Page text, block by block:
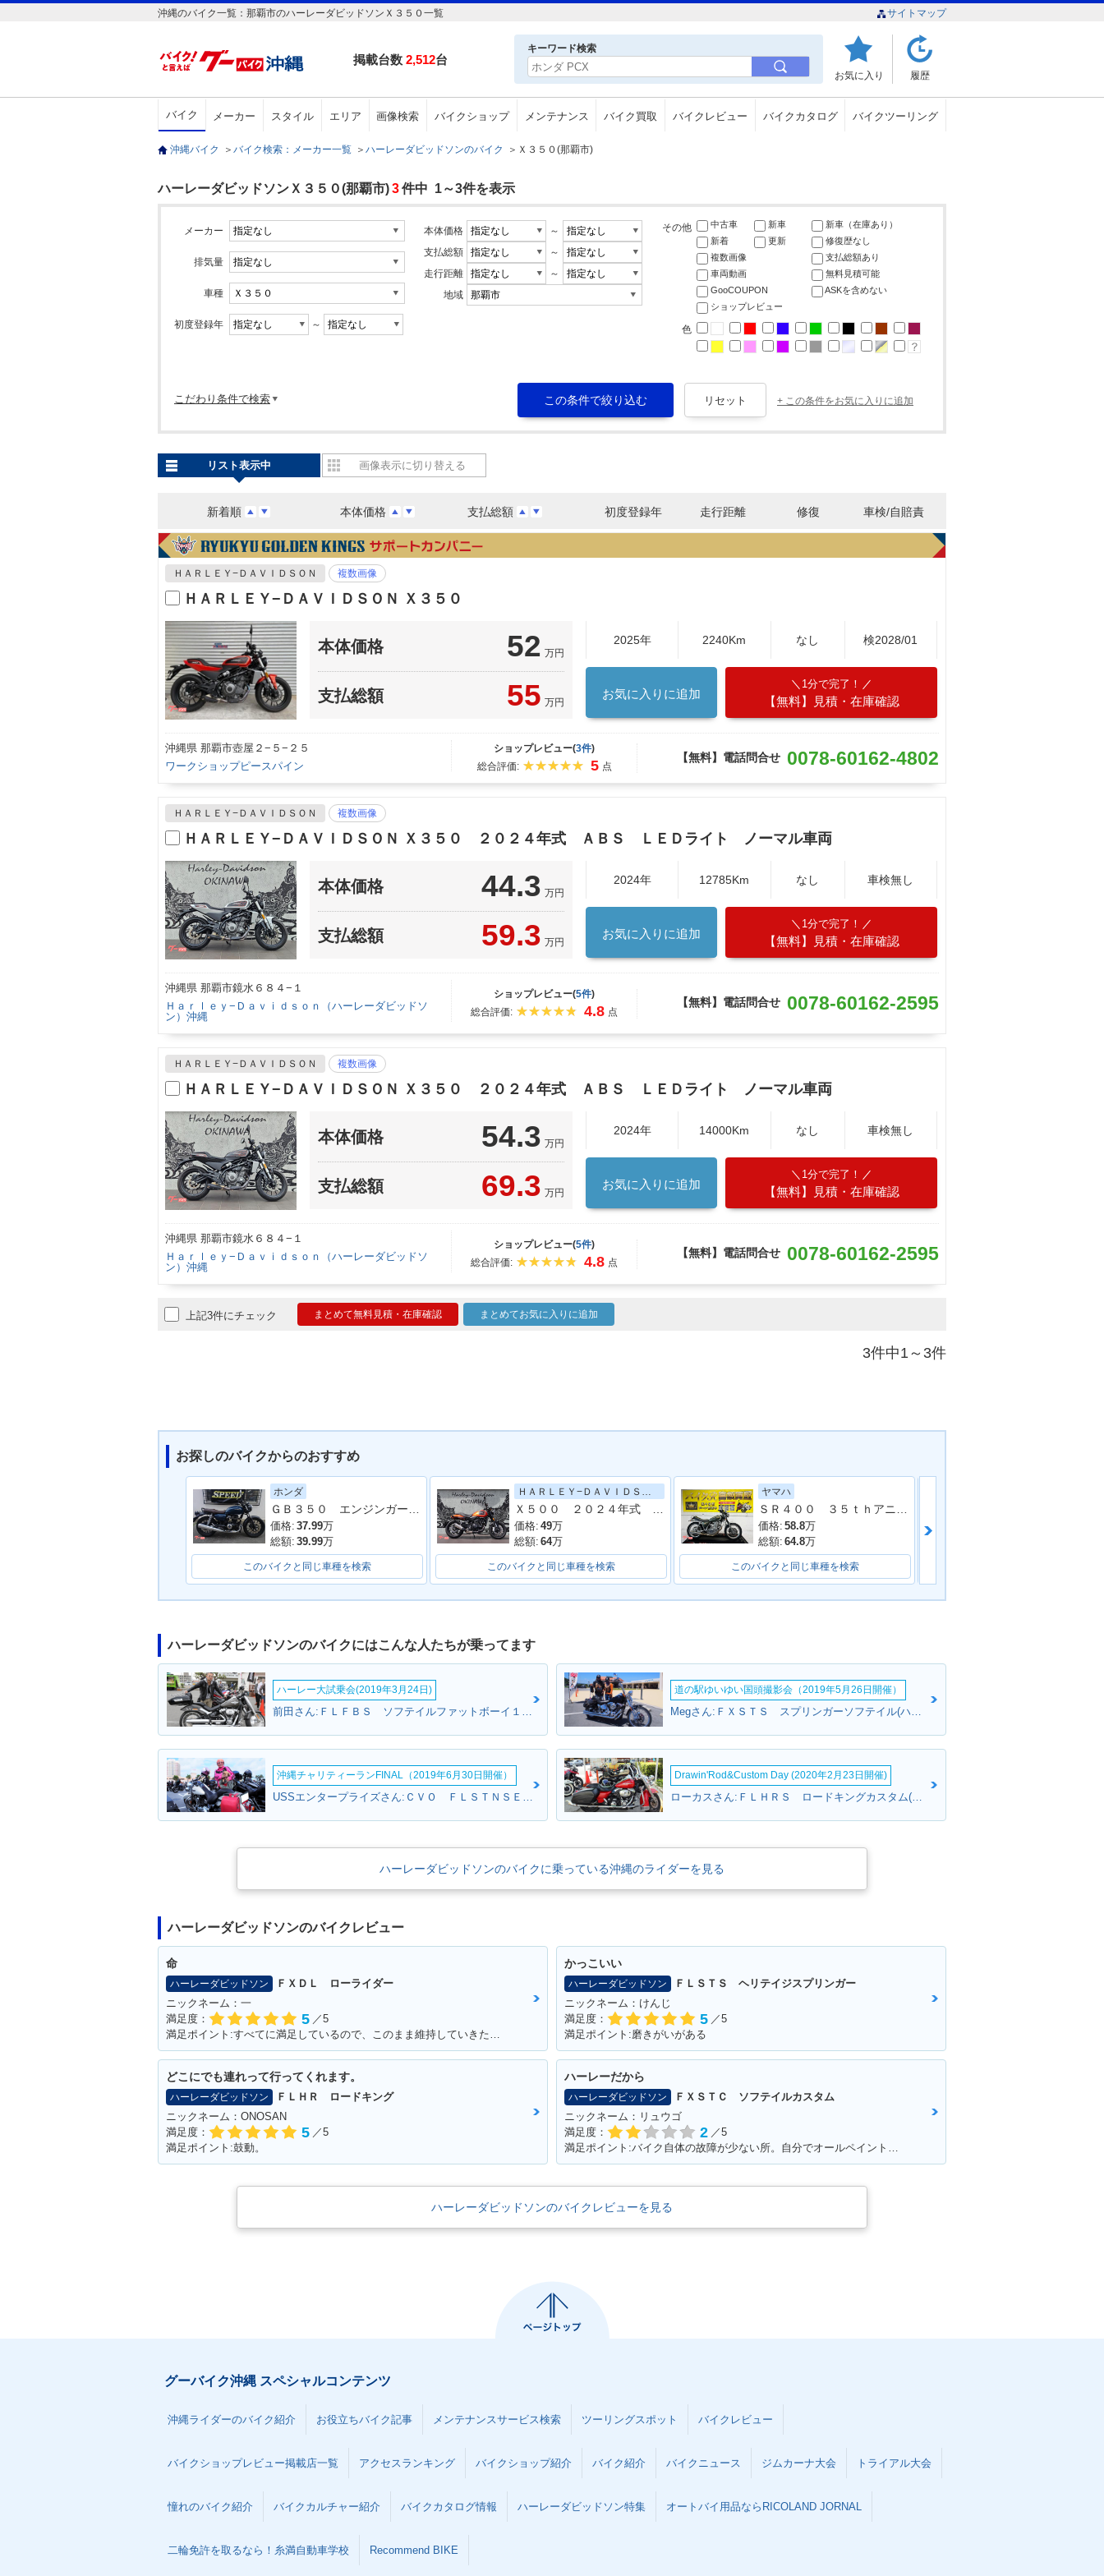
沖縄のバイク一覧：那覇市のハーレーダビッドソンＸ３５０一覧 サイトマップ
掲載台数 2,512台
キーワード検索
お気に入り 履歴
バイク メーカー スタイル エリア 画像検索 バイクショップ メンテナンス バイク買取 バイクレビュー バイクカタログ バイクツーリング
沖縄バイク ＞ バイク検索：メーカー一覧 ＞ ハーレーダビッドソンのバイク ＞ Ｘ３５０(那覇市)
ハーレーダビッドソンＸ３５０(那覇市)3件中 1～3件を表示
メーカー
排気量
車種
初度登録年 ～
本体価格
～
支払総額
～
走行距離
～
地域
その他 中古車 新車
新車（在庫あり）
新着
更新
修復歴なし
複数画像
支払総額あり
車両動画
無料見積可能
GooCOUPON
ASKを含めない
ショップレビュー
色
こだわり条件で検索 + この条件をお気に入りに追加
新着順 本体価格 支払総額 初度登録年 走行距離 修復 車検/自賠責
リスト表示中 画像表示に切り替える
ＨＡＲＬＥＹ−ＤＡＶＩＤＳＯＮ 複数画像
ＨＡＲＬＥＹ−ＤＡＶＩＤＳＯＮ Ｘ３５０
本体価格 52 万円
支払総額 55 万円
2025年 2240Km なし 検2028/01
お気に入りに追加
1分で完了！
【無料】見積・在庫確認
沖縄県 那覇市壺屋２−５−２５
ワークショップピースパイン
ショップレビュー(3件)
総合評価:
5 点
【無料】電話問合せ 0078-60162-4802
ＨＡＲＬＥＹ−ＤＡＶＩＤＳＯＮ 複数画像
ＨＡＲＬＥＹ−ＤＡＶＩＤＳＯＮ Ｘ３５０ ２０２４年式 ＡＢＳ ＬＥＤライト ノーマル車両
本体価格 44.3 万円
支払総額 59.3 万円
2024年 12785Km なし 車検無し
お気に入りに追加
1分で完了！
【無料】見積・在庫確認
沖縄県 那覇市鏡水６８４−１
Ｈａｒｌｅｙ−Ｄａｖｉｄｓｏｎ（ハーレーダビッドソ
ン）沖縄
ショップレビュー(5件)
総合評価:
4.8 点
【無料】電話問合せ 0078-60162-2595
ＨＡＲＬＥＹ−ＤＡＶＩＤＳＯＮ 複数画像
ＨＡＲＬＥＹ−ＤＡＶＩＤＳＯＮ Ｘ３５０ ２０２４年式 ＡＢＳ ＬＥＤライト ノーマル車両
本体価格 54.3 万円
支払総額 69.3 万円
2024年 14000Km なし 車検無し
お気に入りに追加
1分で完了！
【無料】見積・在庫確認
沖縄県 那覇市鏡水６８４−１
Ｈａｒｌｅｙ−Ｄａｖｉｄｓｏｎ（ハーレーダビッドソ
ン）沖縄
ショップレビュー(5件)
総合評価:
4.8 点
【無料】電話問合せ 0078-60162-2595
上記3件にチェック まとめて無料見積・在庫確認 まとめてお気に入りに追加
3件中1～3件
お探しのバイクからのおすすめ
ホンダ
価格: 37.99万
総額: 39.99万
このバイクと同じ車種を検索
ＨＡＲＬＥＹ−ＤＡＶＩＤＳＯＮ
価格: 49万
総額: 64万
このバイクと同じ車種を検索
ヤマハ
価格: 58.8万
総額: 64.8万
このバイクと同じ車種を検索
ハーレーダビッドソンのバイクにはこんな人たちが乗ってます
ハーレー大試乗会(2019年3月24日)
前田さん:ＦＬＦＢＳ ソフテイルファットボーイ１１４(ハーレーダビッドソン)
道の駅ゆいゆい国頭撮影会（2019年5月26日開催）
Megさん:ＦＸＳＴＳ スプリンガーソフテイル(ハーレーダビッドソン)
沖縄チャリティーランFINAL（2019年6月30日開催）
USSエンタープライズさん:ＣＶＯ ＦＬＳＴＮＳＥ ソフテイルデラックス(ハーレーダビッドソン)
Drawin'Rod&Custom Day (2020年2月23日開催)
ローカスさん:ＦＬＨＲＳ ロードキングカスタム(ハーレーダビッドソン)
ハーレーダビッドソンのバイクに乗っている沖縄のライダーを見る
ハーレーダビッドソンのバイクレビュー
命
ハーレーダビッドソン
ＦＸＤＬ ローライダー
ニックネーム：一
満足度：
5 ／5
満足ポイント:すべてに満足しているので、このまま維持していきたい！
かっこいい
ハーレーダビッドソン
ＦＬＳＴＳ ヘリテイジスプリンガー
ニックネーム：けんじ
満足度：
5 ／5
満足ポイント:磨きがいがある
どこにでも連れって行ってくれます。
ハーレーダビッドソン
ＦＬＨＲ ロードキング
ニックネーム：ONOSAN
満足度：
5 ／5
満足ポイント:鼓動。
ハーレーだから
ハーレーダビッドソン
ＦＸＳＴＣ ソフテイルカスタム
ニックネーム：リュウゴ
満足度：
2 ／5
満足ポイント:バイク自体の故障が少ない所。自分でオールペイントした所。
ハーレーダビッドソンのバイクレビューを見る
グーバイク沖縄 スペシャルコンテンツ
沖縄ライダーのバイク紹介 お役立ちバイク記事 メンテナンスサービス検索 ツーリングスポット バイクレビュー
バイクショップレビュー掲載店一覧 アクセスランキング バイクショップ紹介 バイク紹介 バイクニュース ジムカーナ大会 トライアル大会
憧れのバイク紹介 バイクカルチャー紹介 バイクカタログ情報 ハーレーダビッドソン特集 オートバイ用品ならRICOLAND JORNAL
二輪免許を取るなら！糸満自動車学校 Recommend BIKE